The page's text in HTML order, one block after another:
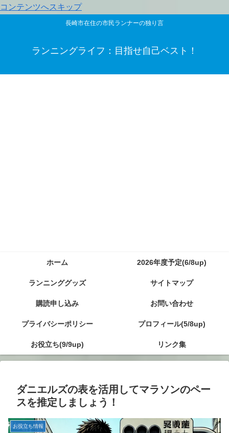
コンテンツへスキップ
長崎市在住の市民ランナーの独り言
ランニングライフ：目指せ自己ベスト！
ホーム 2026年度予定(6/8up)
ランニンググッズ サイトマップ
購読申し込み お問い合わせ
プライバシーポリシー プロフィール(5/8up)
お役立ち(9/9up) リンク集
ダニエルズの表を活用してマラソンのペー
スを推定しましょう！
お役立ち情報